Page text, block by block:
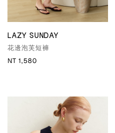
LAZY SUNDAY
花邊泡芙短褲
NT 1,580